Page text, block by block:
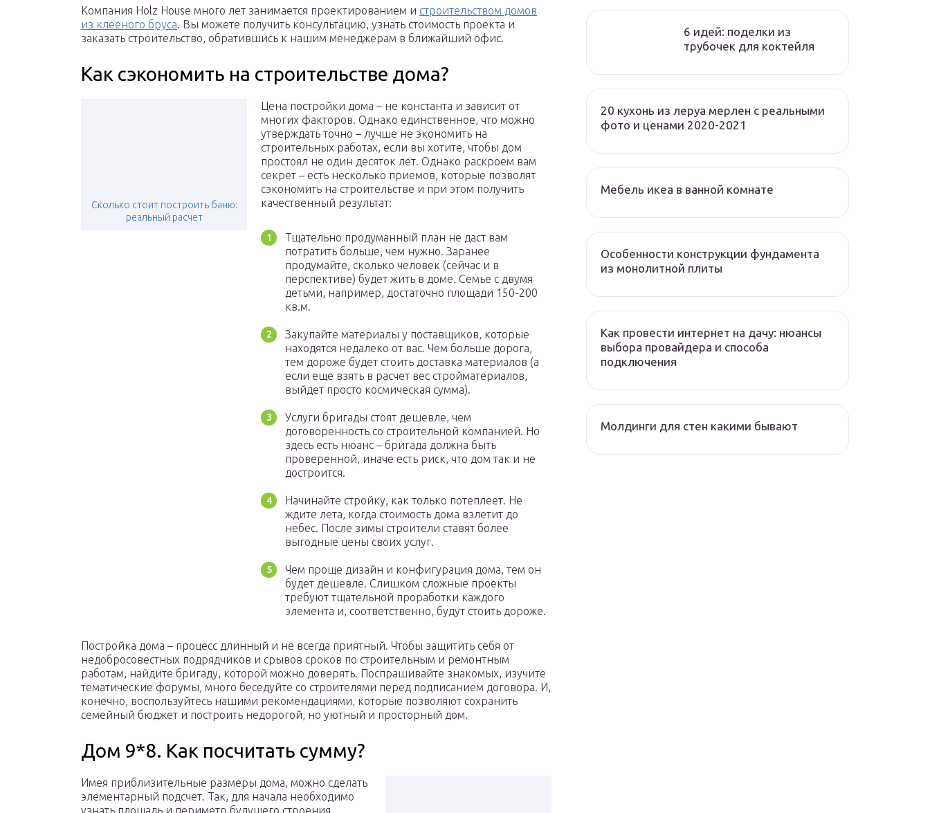
Компания Holz House много лет занимается проектированием и строительством домов
из клееного бруса. Вы можете получить консультацию, узнать стоимость проекта и
заказать строительство, обратившись к нашим менеджерам в ближайший офис.
Как сэкономить на строительстве дома?
Сколько стоит построить баню:
реальный расчёт
Цена постройки дома – не константа и зависит от
многих факторов. Однако единственное, что можно
утверждать точно – лучше не экономить на
строительных работах, если вы хотите, чтобы дом
простоял не один десяток лет. Однако раскроем вам
секрет – есть несколько приемов, которые позволят
сэкономить на строительстве и при этом получить
качественный результат:
Тщательно продуманный план не даст вам
потратить больше, чем нужно. Заранее
продумайте, сколько человек (сейчас и в
перспективе) будет жить в доме. Семье с двумя
детьми, например, достаточно площади 150-200
кв.м.
Закупайте материалы у поставщиков, которые
находятся недалеко от вас. Чем больше дорога,
тем дороже будет стоить доставка материалов (а
если еще взять в расчет вес стройматериалов,
выйдет просто космическая сумма).
Услуги бригады стоят дешевле, чем
договоренность со строительной компанией. Но
здесь есть нюанс – бригада должна быть
проверенной, иначе есть риск, что дом так и не
достроится.
Начинайте стройку, как только потеплеет. Не
ждите лета, когда стоимость дома взлетит до
небес. После зимы строители ставят более
выгодные цены своих услуг.
Чем проще дизайн и конфигурация дома, тем он
будет дешевле. Слишком сложные проекты
требуют тщательной проработки каждого
элемента и, соответственно, будут стоить дороже.
Постройка дома – процесс длинный и не всегда приятный. Чтобы защитить себя от
недобросовестных подрядчиков и срывов сроков по строительным и ремонтным
работам, найдите бригаду, которой можно доверять. Поспрашивайте знакомых, изучите
тематические форумы, много беседуйте со строителями перед подписанием договора. И,
конечно, воспользуйтесь нашими рекомендациями, которые позволяют сохранить
семейный бюджет и построить недорогой, но уютный и просторный дом.
Дом 9*8. Как посчитать сумму?
Имея приблизительные размеры дома, можно сделать
элементарный подсчет. Так, для начала необходимо
узнать площадь и периметр будущего строения.
6 идей: поделки из
трубочек для коктейля
20 кухонь из леруа мерлен с реальными
фото и ценами 2020-2021
Мебель икеа в ванной комнате
Особенности конструкции фундамента
из монолитной плиты
Как провести интернет на дачу: нюансы
выбора провайдера и способа
подключения
Молдинги для стен какими бывают